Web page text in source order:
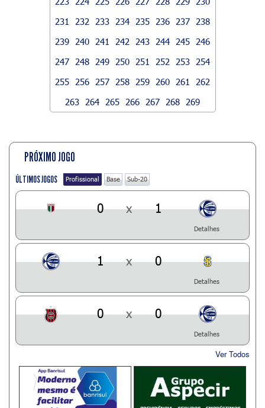
231
232 233 234 235 236 237
238
239
240 241 242 243 244 245
246
247
248 249 250 251 252 253
254
255
256 257 258 259 260 261
262
263
264 265 266 267 268 269
PRÓXIMO JOGO
ÚLTIMOS JOGOS Profissional Base Sub-20
0 x 1
Detalhes
1 x 0
Detalhes
0 x 0
Detalhes
Ver Todos